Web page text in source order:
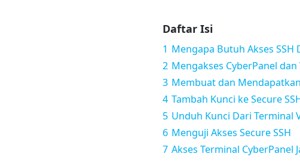
Daftar Isi
1 Mengapa Butuh Akses SSH
2 Mengakses CyberPanel dan
3 Membuat dan
4 Tambah Kunci ke Secure
5 Unduh Kunci Dari Terminal
6 Menguji Akses Secure SSH
7 Akses Terminal CyberPanel